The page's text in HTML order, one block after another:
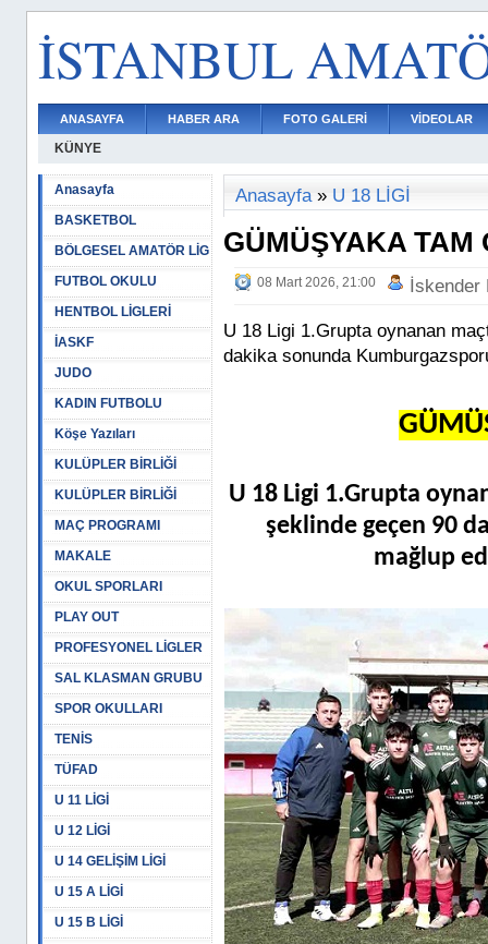
İSTANBUL
ANASAYFA HABER ARA FOTO GALERİ VİDEOLAR
KÜNYE
Anasayfa
BASKETBOL
BÖLGESEL AMATÖR LİG
FUTBOL OKULU
HENTBOL LİGLERİ
İASKF
JUDO
KADIN FUTBOLU
Köşe Yazıları
KULÜPLER BİRLİĞİ
KULÜPLER BİRLİĞİ
MAÇ PROGRAMI
MAKALE
OKUL SPORLARI
PLAY OUT
PROFESYONEL LİGLER
SAL KLASMAN GRUBU
SPOR OKULLARI
TENİS
TÜFAD
U 11 LİGİ
U 12 LİGİ
U 14 GELİŞİM LİGİ
U 15 A LİGİ
U 15 B LİGİ
Anasayfa» U 18 LİGİ
GÜMÜŞYAKA TAM
08 Mart 2026, 21:00 İskender
U 18 Ligi 1.Grupta oynanan
dakika sonunda
U 18 Ligi 1.Grupta
şeklinde geçen 90
mağlup